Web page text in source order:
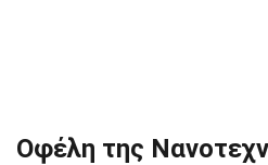
Οφέλη της